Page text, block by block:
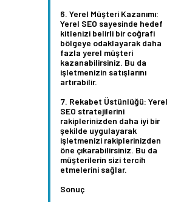
Yerel Müşteri Kazanımı:
Yerel SEO sayesinde hedef
kitlenizi belirli bir coğrafi
bölgeye odaklayarak daha
fazla yerel müşteri
kazanabilirsiniz. Bu da
işletmenizin satışlarını
artırabilir.
Rekabet Üstünlüğü: Yerel
SEO stratejilerini
rakiplerinizden daha iyi bir
şekilde uygulayarak
işletmenizi rakiplerinizden
öne çıkarabilirsiniz. Bu da
müşterilerin sizi tercih
etmelerini sağlar.
Sonuç